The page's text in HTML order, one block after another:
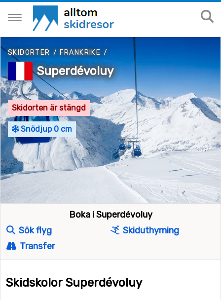
SKIDORTER /FRANKRIKE /
Superdévoluy
Skidorten är stängd
Snödjup 0 cm
Boka i Superdévoluy
Sök flyg
Skiduthyrning
Transfer
Skidskolor Superdévoluy